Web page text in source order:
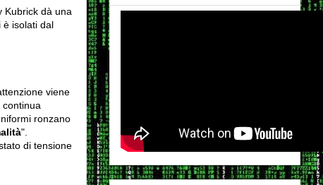
Kubrick dà una
è isolati dal
viene
ronzano
".
di tensione